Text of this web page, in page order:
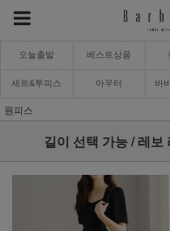
오늘출발 베스트상품
세트&투피스 아우터 바
원피스
길이 선택 가능 / 레